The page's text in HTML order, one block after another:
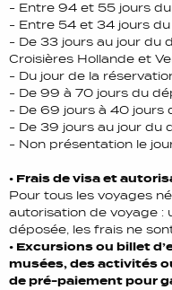
- Entre 94 et 55 jours
- Entre 54 et 34 jours du
- De 33 jours au jour du
Croisières Hollande et
- Du jour de la
- De 99 à 70 jours du
- De 69 jours à 40 jours
- De 39 jours au jour du
- Non présentation le
• Frais de visa et
Pour tous les voyages
autorisation de voyage :
déposée, les frais ne
• Excursions ou billet
musées, des activités
de pré-paiement pour